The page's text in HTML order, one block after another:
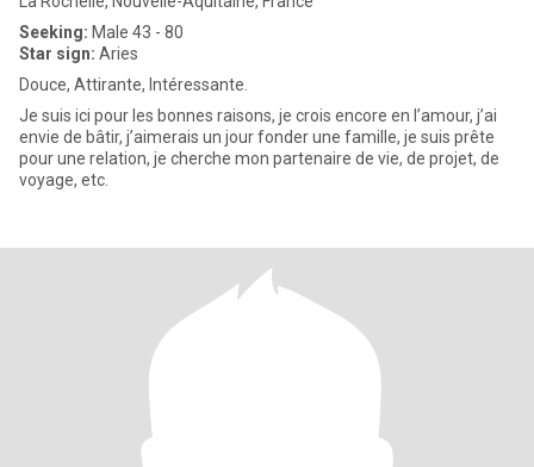
Seeking: Male 43 - 80
Star sign: Aries
Douce, Attirante, Intéressante.
Je suis ici pour les bonnes raisons, je crois encore en l’amour, j’ai
envie de bâtir, j’aimerais un jour fonder une famille, je suis prête
pour une relation, je cherche mon partenaire de vie, de projet, de
voyage, etc.